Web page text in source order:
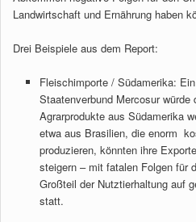
Landwirtschaft und Ernährung haben
Drei Beispiele aus dem Report:
Fleischimporte / Südamerika:
Staatenverbund Mercosur
Agrarprodukte aus Südamerika
etwa aus Brasilien, die enorm
produzieren, könnten ihre
steigern – mit fatalen Folgen für
Großteil der Nutztierhaltung auf
statt.